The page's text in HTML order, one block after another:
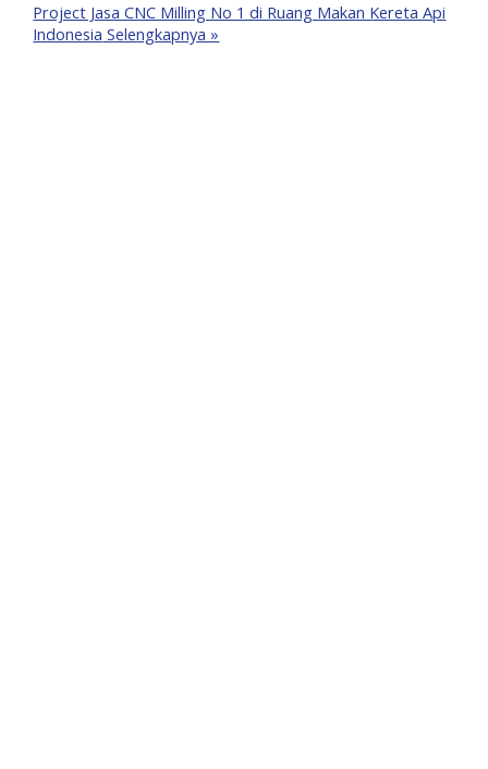
Project Jasa CNC Milling No 1 di Ruang Makan Kereta Api
Indonesia Selengkapnya »